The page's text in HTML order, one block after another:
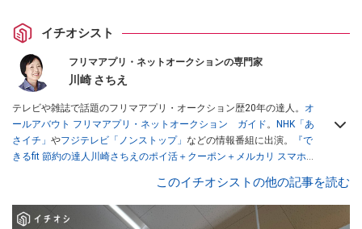
イチオシスト
フリマアプリ・ネットオークションの専門家
川崎 さちえ
テレビや雑誌で話題のフリマアプリ・オークション歴20年の達人。 オ
ールアバウト フリマアプリ・ネットオークション ガイド。
NHK「あ
さイチ」 やフジテレビ「ノンストップ」 などの情報番組に出演。
『で
きるfit 節約の達人川崎さちえのポイ活＋クーポン＋メルカリ スマホで
スマホ1つでスキマ時間に効率的に稼ぐ！』（翔泳社刊） ほか著書多
数。ブログは「川崎さちえのごちゃまぜ日記」。
■経歴：2003年、夫が子育てをするために、突然会社を辞める。翌月
このイチオシストの他の記事を読む